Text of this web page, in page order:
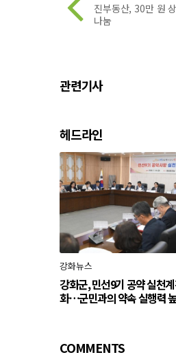
진부동산, 30만 원
나눔
관련기사
헤드라인
강화뉴스
강화군, 민선9기 공약 실천
화…군민과의 약속 실행력
COMMENTS